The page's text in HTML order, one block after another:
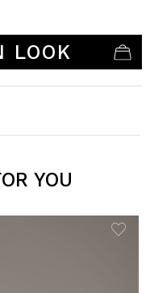
LOOK
YOU